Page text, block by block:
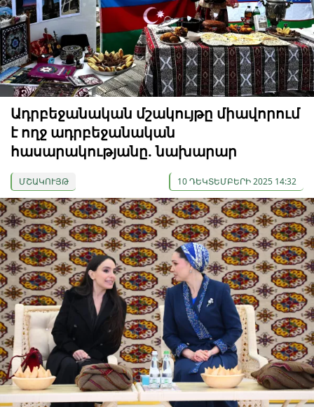
Ադրբեջանական մշակույթը միավորում
է ողջ ադրբեջանական
հասարակությանը. նախարար
ՄՇԱԿՈՒՅԹ 10 ԴԵԿՏԵՄԲԵՐԻ 2025 14:32